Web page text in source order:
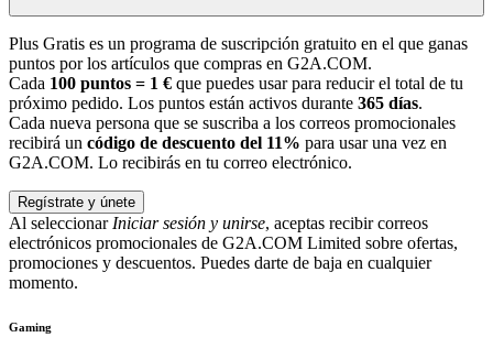
Plus Gratis es un programa de suscripción gratuito en el que ganas
puntos por los artículos que compras en G2A.COM.
Cada 100 puntos = 1 € que puedes usar para reducir el total de tu
próximo pedido. Los puntos están activos durante 365 días.
Cada nueva persona que se suscriba a los correos promocionales
recibirá un código de descuento del 11% para usar una vez en
G2A.COM. Lo recibirás en tu correo electrónico.
Regístrate y únete
Al seleccionar Iniciar sesión y unirse, aceptas recibir correos
electrónicos promocionales de G2A.COM Limited sobre ofertas,
promociones y descuentos. Puedes darte de baja en cualquier
momento.
Gaming